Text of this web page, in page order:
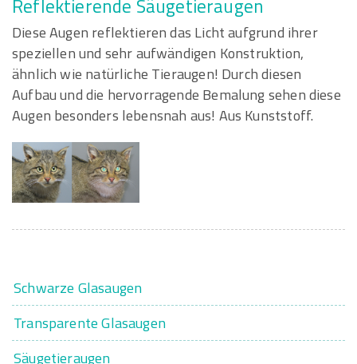
Reflektierende Säugetieraugen
Diese Augen reflektieren das Licht aufgrund ihrer
speziellen und sehr aufwändigen Konstruktion,
ähnlich wie natürliche Tieraugen! Durch diesen
Aufbau und die hervorragende Bemalung sehen diese
Augen besonders lebensnah aus! Aus Kunststoff.
Schwarze Glasaugen
Transparente Glasaugen
Säugetieraugen